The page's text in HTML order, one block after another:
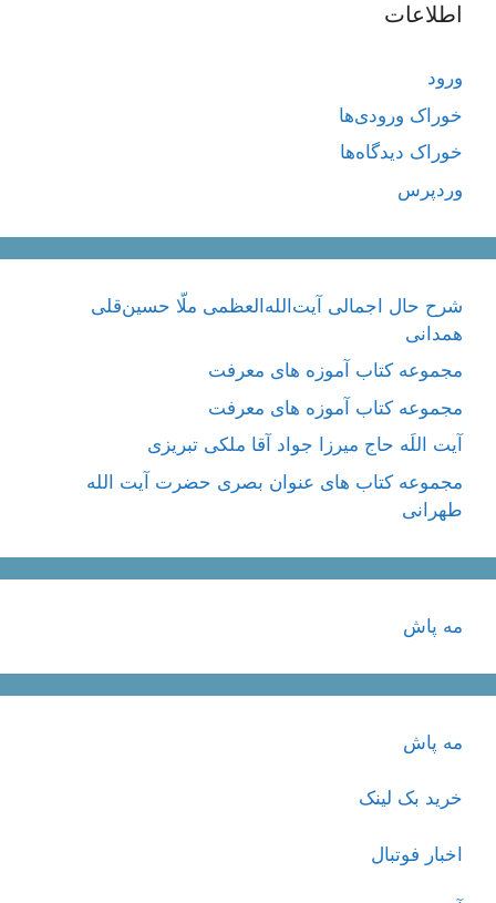
اطلاعات
ورود
خوراک ورودی‌ها
خوراک دیدگاه‌ها
وردپرس
شرح حال اجمالی آیت‌الله‌العظمی ملّا حسین‌قلی
همدانی
مجموعه کتاب آموزه های معرفت
مجموعه کتاب آموزه های معرفت
آیت اللَه حاج میرزا جواد آقا ملکی تبریزی
مجموعه کتاب های عنوان بصری حضرت آیت الله
طهرانی
مه پاش
مه پاش
خرید بک لینک
اخبار فوتبال